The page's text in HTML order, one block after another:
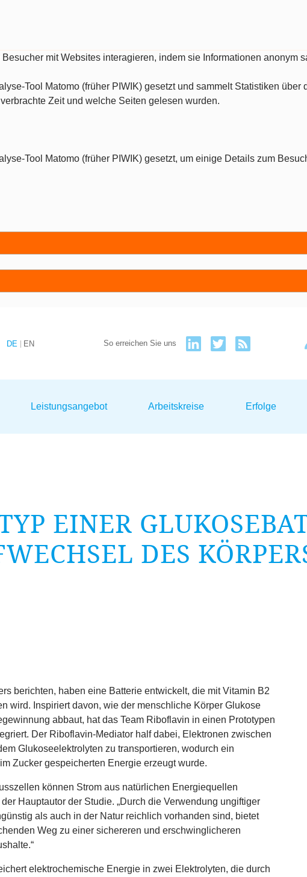
mit Websites interagieren, indem sie Informationen anonym
Tool Matomo (früher PIWIK) gesetzt und sammelt Statistiken
Zeit und welche Seiten gelesen wurden.
Tool Matomo (früher PIWIK) gesetzt, um einige Details zum
DE EN So erreichen Sie uns
Leistungsangebot Arbeitskreise Erfolge
EINER
DES
berichten, haben eine Batterie entwickelt, die mit Vitamin B2
wird. Inspiriert davon, wie der menschliche Körper Glukose
abbaut, hat das Team Riboflavin in einen Prototypen
Der Riboflavin-Mediator half dabei, Elektronen zwischen
Glukoseelektrolyten zu transportieren, wodurch ein
Zucker gespeicherten Energie erzeugt wurde.
können Strom aus natürlichen Energiequellen
Hauptautor der Studie. „Durch die Verwendung ungiftiger
als auch in der Natur reichlich vorhanden sind, bietet
Weg zu einer sichereren und erschwinglicheren
elektrochemische Energie in zwei Elektrolyten, die durch